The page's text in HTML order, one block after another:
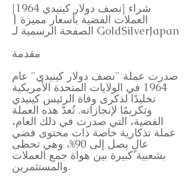
[نصف دولار كينيدي 1964] شراء
العملات الفضية بأسعار مميزة |
الصفحة الرسمية لـ GoldSilverJapan
مقدمة
صدرت عملة "نصف دولار كينيدي" عام
1964 في الولايات المتحدة الأمريكية
تخليدًا لذكرى وفاة الرئيس كينيدي
وتكريمًا لإنجازاته. تُعدّ هذه العملة
الفضية، التي صدرت في ذلك العام،
عملة تذكارية خاصة ذات محتوى فضي
عالٍ يصل إلى 90%، وهي تحظى
بشعبية كبيرة بين هواة جمع العملات
والمستثمرين.